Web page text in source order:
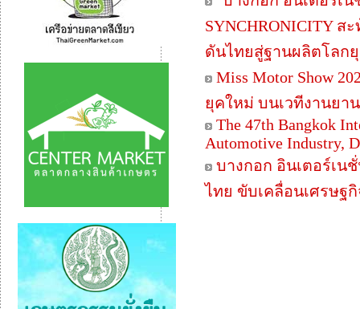
SYNCHRONICITY
ดันไทยสู่ฐานผลิตโลก
Miss Motor Show
ยุคใหม่ บนเวทีงานยา
The 47th Bangkok
Automotive Industry,
บางกอก อินเตอร์เน
ไทย ขับเคลื่อนเศรษฐกิ